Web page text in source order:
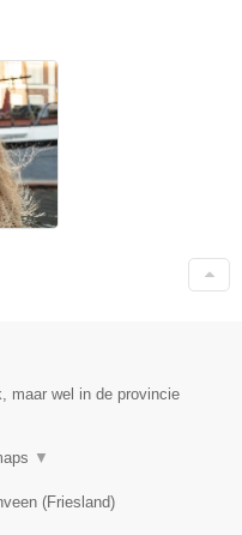
maar wel in de provincie
▼
(Friesland)